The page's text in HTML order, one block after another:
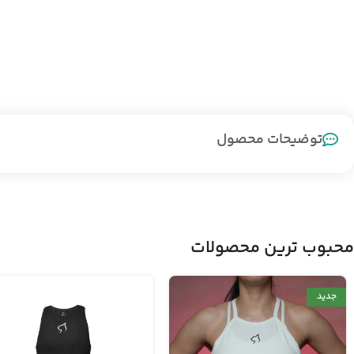
توضیحات محصول
محبوب ترین محصولات
جدید